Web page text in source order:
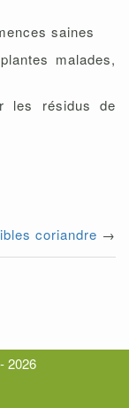
saines
malades,
les résidus de
coriandre →
2026